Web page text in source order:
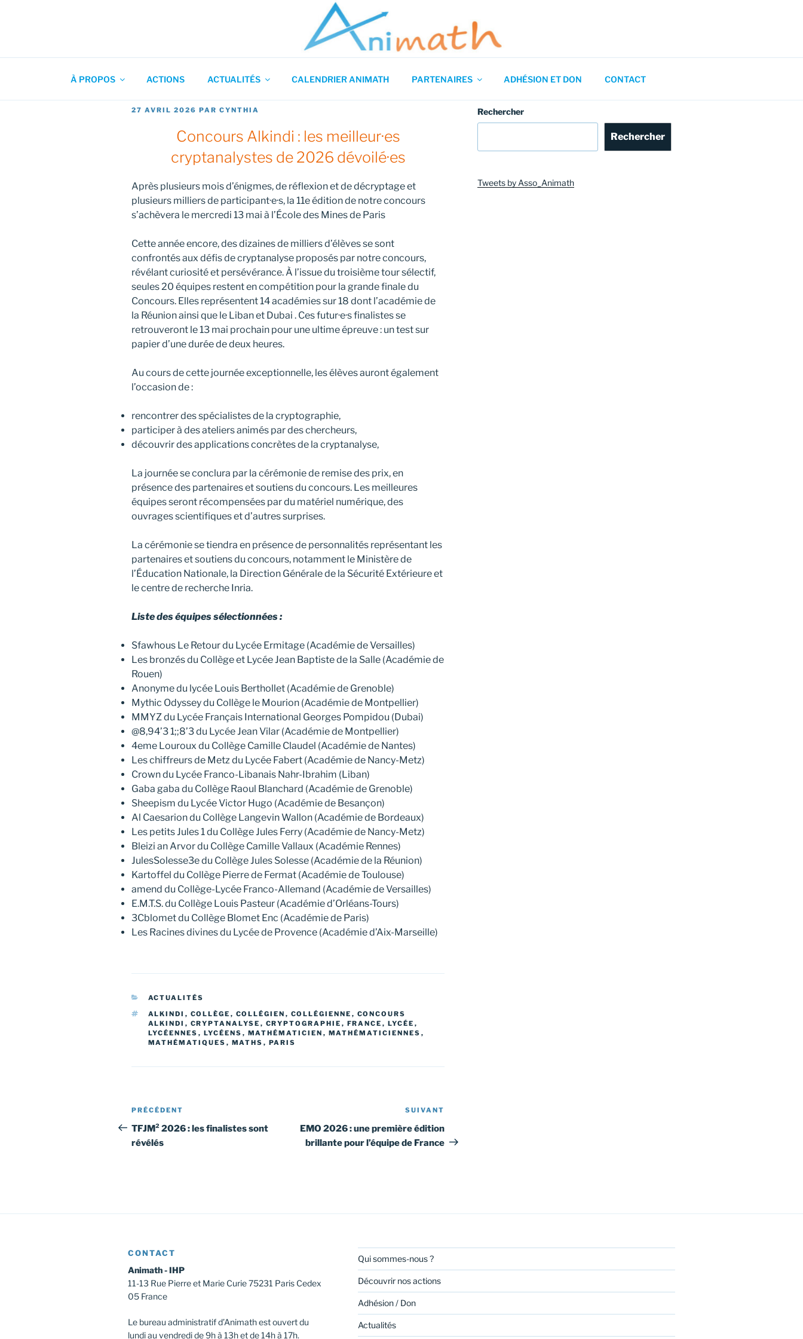
Association pour l'Animation en Mathématiques
À PROPOS ACTIONS ACTUALITÉS CALENDRIER ANIMATH PARTENAIRES ADHÉSION ET DON CONTACT
PUBLIÉ
27 AVRIL 2026 PAR CYNTHIA
Concours Alkindi : les meilleur·es
cryptanalystes de 2026 dévoilé·es
Après plusieurs mois d’énigmes, de réflexion et de décryptage et
plusieurs milliers de participant·e·s, la 11e édition de notre concours
s’achèvera le mercredi 13 mai à l’École des Mines de Paris
Cette année encore, des dizaines de milliers d’élèves se sont
confrontés aux défis de cryptanalyse proposés par notre concours,
révélant curiosité et persévérance. À l’issue du troisième tour sélectif,
seules 20 équipes restent en compétition pour la grande finale du
Concours. Elles représentent 14 académies sur 18 dont l’académie de
la Réunion ainsi que le Liban et Dubai . Ces futur·e·s finalistes se
retrouveront le 13 mai prochain pour une ultime épreuve : un test sur
papier d’une durée de deux heures.
Au cours de cette journée exceptionnelle, les élèves auront également
l’occasion de :
rencontrer des spécialistes de la cryptographie,
participer à des ateliers animés par des chercheurs,
découvrir des applications concrètes de la cryptanalyse,
La journée se conclura par la cérémonie de remise des prix, en
présence des partenaires et soutiens du concours. Les meilleures
équipes seront récompensées par du matériel numérique, des
ouvrages scientifiques et d’autres surprises.
La cérémonie se tiendra en présence de personnalités représentant les
partenaires et soutiens du concours, notamment le Ministère de
l’Éducation Nationale, la Direction Générale de la Sécurité Extérieure et
le centre de recherche Inria.
Liste des équipes sélectionnées :
Sfawhous Le Retour du Lycée Ermitage (Académie de Versailles)
Les bronzés du Collège et Lycée Jean Baptiste de la Salle (Académie de
Rouen)
Anonyme du lycée Louis Berthollet (Académie de Grenoble)
Mythic Odyssey du Collège le Mourion (Académie de Montpellier)
MMYZ du Lycée Français International Georges Pompidou (Dubai)
@8,94’3 1;;8’3 du Lycée Jean Vilar (Académie de Montpellier)
4eme Louroux du Collège Camille Claudel (Académie de Nantes)
Les chiffreurs de Metz du Lycée Fabert (Académie de Nancy-Metz)
Crown du Lycée Franco-Libanais Nahr-Ibrahim (Liban)
Gaba gaba du Collège Raoul Blanchard (Académie de Grenoble)
Sheepism du Lycée Victor Hugo (Académie de Besançon)
Al Caesarion du Collège Langevin Wallon (Académie de Bordeaux)
Les petits Jules 1 du Collège Jules Ferry (Académie de Nancy-Metz)
Bleizi an Arvor du Collège Camille Vallaux (Académie Rennes)
JulesSolesse3e du Collège Jules Solesse (Académie de la Réunion)
Kartoffel du Collège Pierre de Fermat (Académie de Toulouse)
amend du Collège-Lycée Franco-Allemand (Académie de Versailles)
E.M.T.S. du Collège Louis Pasteur (Académie d’Orléans-Tours)
3Cblomet du Collège Blomet Enc (Académie de Paris)
Les Racines divines du Lycée de Provence (Académie d’Aix-Marseille)
CATÉGORIES
ACTUALITÉS
ÉTIQUETTES
ALKINDI , COLLÈGE , COLLÉGIEN , COLLÉGIENNE , CONCOURS
ALKINDI , CRYPTANALYSE , CRYPTOGRAPHIE , FRANCE , LYCÉE ,
LYCÉENNES , LYCÉENS , MATHÉMATICIEN , MATHÉMATICIENNES ,
MATHÉMATIQUES , MATHS , PARIS
Navigation
de
l’article
Article
précédent
PRÉCÉDENT
TFJM² 2026 : les finalistes sont
révélés
suivant
SUIVANT
EMO 2026 : une première édition
brillante pour l’équipe de France
Rechercher
Rechercher
Tweets by Asso_Animath
CONTACT
Animath - IHP
11-13 Rue Pierre et Marie Curie 75231 Paris Cedex
05 France
Le bureau administratif d’Animath est ouvert du
lundi au vendredi de 9h à 13h et de 14h à 17h.
Qui sommes-nous ?
Découvrir nos actions
Adhésion / Don
Actualités